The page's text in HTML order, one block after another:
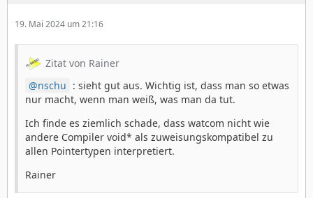
19. Mai 2024 um 21:16
Zitat von Rainer
nschu : sieht gut aus. Wichtig ist, dass man so etwas
nur macht, wenn man weiß, was man da tut.
Ich finde es ziemlich schade, dass watcom nicht wie
andere Compiler void* als zuweisungskompatibel zu
allen Pointertypen interpretiert.
Rainer